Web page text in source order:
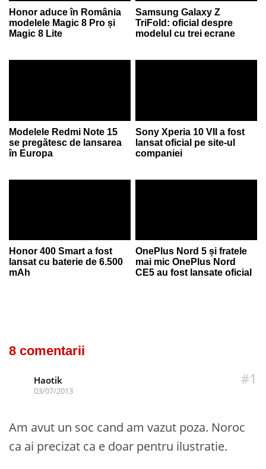
Honor aduce în România
modelele Magic 8 Pro și
Magic 8 Lite
Samsung Galaxy Z
TriFold: oficial despre
modelul cu trei ecrane
Modelele Redmi Note 15
se pregătesc de lansarea
în Europa
Sony Xperia 10 VII a fost
lansat oficial pe site-ul
companiei
Honor 400 Smart a fost
lansat cu baterie de 6.500
mAh
OnePlus Nord 5 și fratele
mai mic OnePlus Nord
CE5 au fost lansate oficial
8 comentarii
#1
Haotik
03/07/2013
Am avut un soc cand am vazut poza. Noroc
ca ai precizat ca e doar pentru ilustratie.